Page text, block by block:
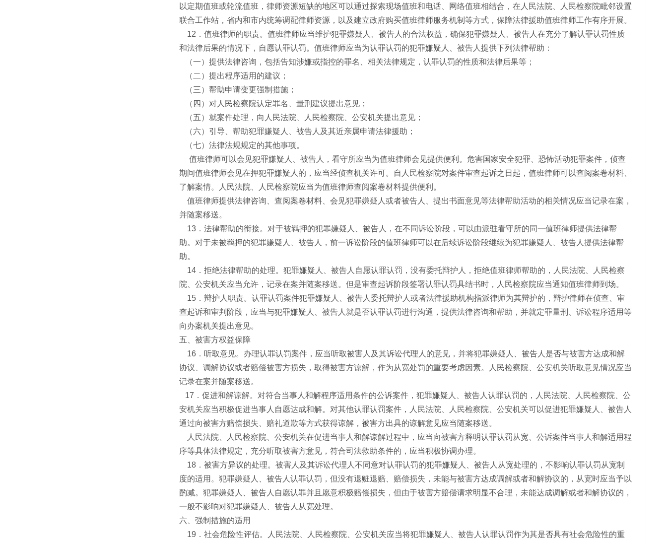
以定期值班或轮流值班，律师资源短缺的地区可以通过探索现场值班和电话、网络值班相结合，在人民法院、人民检察院毗邻设置
联合工作站，省内和市内统筹调配律师资源，以及建立政府购买值班律师服务机制等方式，保障法律援助值班律师工作有序开展。
12．值班律师的职责。值班律师应当维护犯罪嫌疑人、被告人的合法权益，确保犯罪嫌疑人、被告人在充分了解认罪认罚性质
和法律后果的情况下，自愿认罪认罚。值班律师应当为认罪认罚的犯罪嫌疑人、被告人提供下列法律帮助：
（一）提供法律咨询，包括告知涉嫌或指控的罪名、相关法律规定，认罪认罚的性质和法律后果等；
（二）提出程序适用的建议；
（三）帮助申请变更强制措施；
（四）对人民检察院认定罪名、量刑建议提出意见；
（五）就案件处理，向人民法院、人民检察院、公安机关提出意见；
（六）引导、帮助犯罪嫌疑人、被告人及其近亲属申请法律援助；
（七）法律法规规定的其他事项。
值班律师可以会见犯罪嫌疑人、被告人，看守所应当为值班律师会见提供便利。危害国家安全犯罪、恐怖活动犯罪案件，侦查
期间值班律师会见在押犯罪嫌疑人的，应当经侦查机关许可。自人民检察院对案件审查起诉之日起，值班律师可以查阅案卷材料、
了解案情。人民法院、人民检察院应当为值班律师查阅案卷材料提供便利。
值班律师提供法律咨询、查阅案卷材料、会见犯罪嫌疑人或者被告人、提出书面意见等法律帮助活动的相关情况应当记录在案，
并随案移送。
13．法律帮助的衔接。对于被羁押的犯罪嫌疑人、被告人，在不同诉讼阶段，可以由派驻看守所的同一值班律师提供法律帮
助。对于未被羁押的犯罪嫌疑人、被告人，前一诉讼阶段的值班律师可以在后续诉讼阶段继续为犯罪嫌疑人、被告人提供法律帮
助。
14．拒绝法律帮助的处理。犯罪嫌疑人、被告人自愿认罪认罚，没有委托辩护人，拒绝值班律师帮助的，人民法院、人民检察
院、公安机关应当允许，记录在案并随案移送。但是审查起诉阶段签署认罪认罚具结书时，人民检察院应当通知值班律师到场。
15．辩护人职责。认罪认罚案件犯罪嫌疑人、被告人委托辩护人或者法律援助机构指派律师为其辩护的，辩护律师在侦查、审
查起诉和审判阶段，应当与犯罪嫌疑人、被告人就是否认罪认罚进行沟通，提供法律咨询和帮助，并就定罪量刑、诉讼程序适用等
向办案机关提出意见。
五、被害方权益保障
16．听取意见。办理认罪认罚案件，应当听取被害人及其诉讼代理人的意见，并将犯罪嫌疑人、被告人是否与被害方达成和解
协议、调解协议或者赔偿被害方损失，取得被害方谅解，作为从宽处罚的重要考虑因素。人民检察院、公安机关听取意见情况应当
记录在案并随案移送。
17．促进和解谅解。对符合当事人和解程序适用条件的公诉案件，犯罪嫌疑人、被告人认罪认罚的，人民法院、人民检察院、公
安机关应当积极促进当事人自愿达成和解。对其他认罪认罚案件，人民法院、人民检察院、公安机关可以促进犯罪嫌疑人、被告人
通过向被害方赔偿损失、赔礼道歉等方式获得谅解，被害方出具的谅解意见应当随案移送。
人民法院、人民检察院、公安机关在促进当事人和解谅解过程中，应当向被害方释明认罪认罚从宽、公诉案件当事人和解适用程
序等具体法律规定，充分听取被害方意见，符合司法救助条件的，应当积极协调办理。
18．被害方异议的处理。被害人及其诉讼代理人不同意对认罪认罚的犯罪嫌疑人、被告人从宽处理的，不影响认罪认罚从宽制
度的适用。犯罪嫌疑人、被告人认罪认罚，但没有退赃退赔、赔偿损失，未能与被害方达成调解或者和解协议的，从宽时应当予以
酌减。犯罪嫌疑人、被告人自愿认罪并且愿意积极赔偿损失，但由于被害方赔偿请求明显不合理，未能达成调解或者和解协议的，
一般不影响对犯罪嫌疑人、被告人从宽处理。
六、强制措施的适用
19．社会危险性评估。人民法院、人民检察院、公安机关应当将犯罪嫌疑人、被告人认罪认罚作为其是否具有社会危险性的重